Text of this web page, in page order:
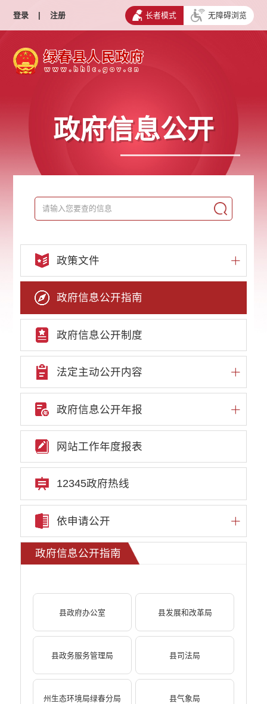
登录 | 注册 长者模式 无障碍浏览
政府信息公开
政策文件
政府信息公开指南
政府信息公开制度
法定主动公开内容
政府信息公开年报
网站工作年度报表
12345政府热线
依申请公开
政府信息公开指南
县政府办公室 县发展和改革局
县政务服务管理局 县司法局
州生态环境局绿春分局 县气象局